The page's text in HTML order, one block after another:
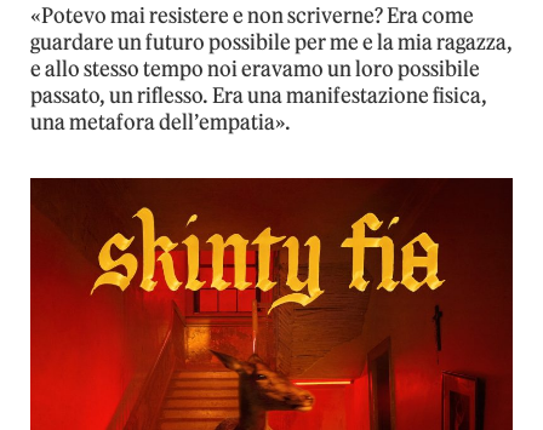
«Potevo mai resistere e non scriverne? Era come
guardare un futuro possibile per me e la mia ragazza,
e allo stesso tempo noi eravamo un loro possibile
passato, un riflesso. Era una manifestazione fisica,
una metafora dell’empatia».